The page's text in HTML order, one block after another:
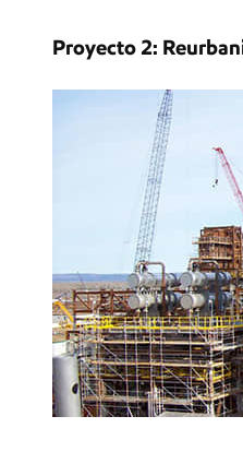
Proyecto 2: